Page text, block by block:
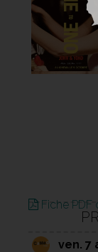
Fiche PDF
ven. 7